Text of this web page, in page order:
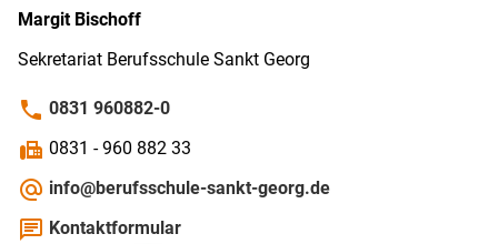
Margit Bischoff
Sekretariat Berufs­schule Sankt Georg
phone 0831 960882-0
fax 0831 - 960 882 33
alternate_email info@berufsschule-sankt-georg.de
chat Kontaktformular